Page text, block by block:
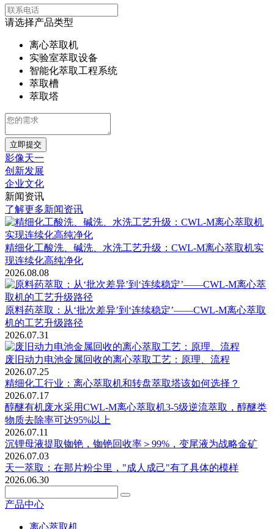
请选择产品类型
离心萃取机
实验室萃取设备
智能化萃取工程系统
萃取槽
萃取塔
立即提交
影像天一
创新发展
企业文化
新闻资讯
了解更多新闻资讯
精细化工酸洗、碱洗、水洗工艺升级：CWL-M离心萃取机实
现连续化高纯净化
2026.08.08
原料药萃取：从‘批次差异’到‘连续稳定’——CWL-M离心萃取
机的工艺升级路径
2026.07.31
废旧动力电池金属回收的离心萃取工艺：原理、流程
2026.07.25
精细化工行业：离心萃取机和转盘萃取塔该如何选择？
2026.07.17
醇醚有机废水采用CWL-M离心萃取机3-5级逆流萃取，醇醚类
物质去除率可达95%以上
2026.07.11
沉锂母液提取铷铯，铷铯回收率＞99%，变尾液为战略金矿
2026.07.03
天一萃取：在那片粉尘里，"成人成己"有了具体的模样
2026.06.30
产品中心